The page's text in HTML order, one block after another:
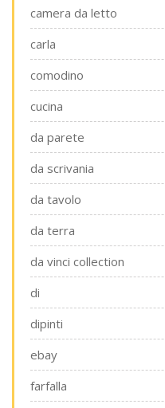
camera da letto
carla
comodino
cucina
da parete
da scrivania
da tavolo
da terra
da vinci collection
di
dipinti
ebay
farfalla